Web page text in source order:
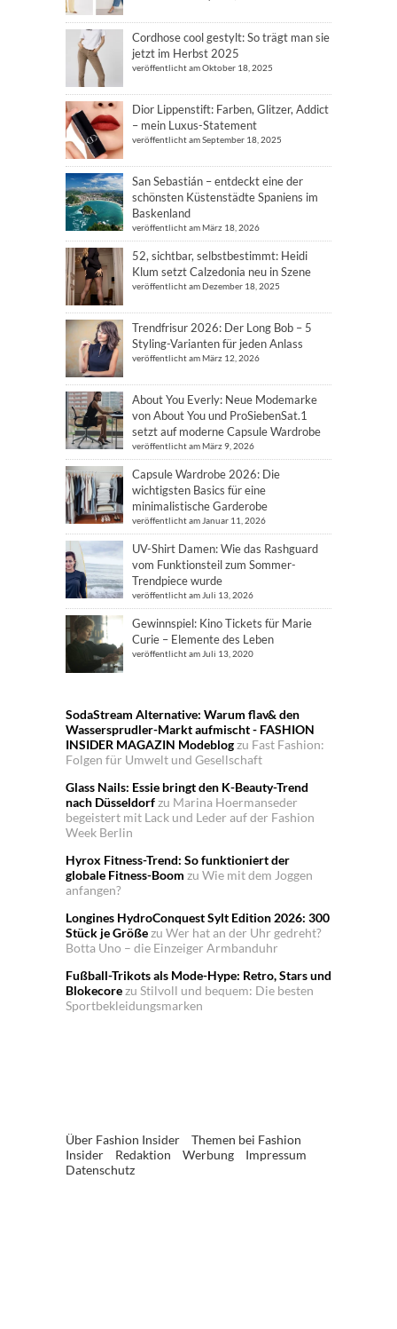
Cordhose cool gestylt: So trägt man sie
jetzt im Herbst 2025
veröffentlicht am Oktober 18, 2025
Dior Lippenstift: Farben, Glitzer, Addict
– mein Luxus-Statement
veröffentlicht am September 18, 2025
San Sebastián – entdeckt eine der
schönsten Küstenstädte Spaniens im
Baskenland
veröffentlicht am März 18, 2026
52, sichtbar, selbstbestimmt: Heidi
Klum setzt Calzedonia neu in Szene
veröffentlicht am Dezember 18, 2025
Trendfrisur 2026: Der Long Bob – 5
Styling-Varianten für jeden Anlass
veröffentlicht am März 12, 2026
About You Everly: Neue Modemarke
von About You und ProSiebenSat.1
setzt auf moderne Capsule Wardrobe
veröffentlicht am März 9, 2026
Capsule Wardrobe 2026: Die
wichtigsten Basics für eine
minimalistische Garderobe
veröffentlicht am Januar 11, 2026
UV-Shirt Damen: Wie das Rashguard
vom Funktionsteil zum Sommer-
Trendpiece wurde
veröffentlicht am Juli 13, 2026
Gewinnspiel: Kino Tickets für Marie
Curie – Elemente des Leben
veröffentlicht am Juli 13, 2020
SodaStream Alternative: Warum flav& den
Wassersprudler-Markt aufmischt - FASHION
INSIDER MAGAZIN Modeblogzu Fast Fashion:
Folgen für Umwelt und Gesellschaft
Glass Nails: Essie bringt den K-Beauty-Trend
nach Düsseldorfzu Marina Hoermanseder
begeistert mit Lack und Leder auf der Fashion
Week Berlin
Hyrox Fitness-Trend: So funktioniert der
globale Fitness-Boom zu Wie mit dem Joggen
anfangen?
Longines HydroConquest Sylt Edition 2026: 300
Stück je Größezu Wer hat an der Uhr gedreht?
Botta Uno – die Einzeiger Armbanduhr
Fußball-Trikots als Mode-Hype: Retro, Stars und
Blokecorezu Stilvoll und bequem: Die besten
Sportbekleidungsmarken
Über Fashion Insider
Themen bei Fashion
Insider
Redaktion Werbung
Impressum
Datenschutz